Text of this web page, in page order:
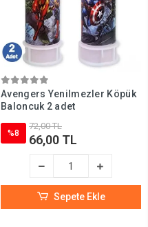
Avengers Yenilmezler Köpük
Baloncuk 2 adet
%8
72,00 TL
66,00 TL
Sepete Ekle